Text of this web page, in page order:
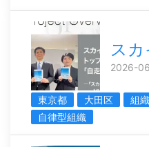
ス
2026-
東京都 大田区 組
自律型組織